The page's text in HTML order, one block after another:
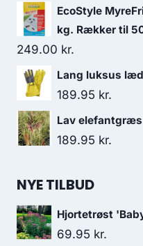
EcoStyle
kg. Rækker til
249.00 kr.
Lang luksus
189.95 kr.
Lav
189.95 kr.
NYE TILBUD
Hjortetrøst
69.95 kr.